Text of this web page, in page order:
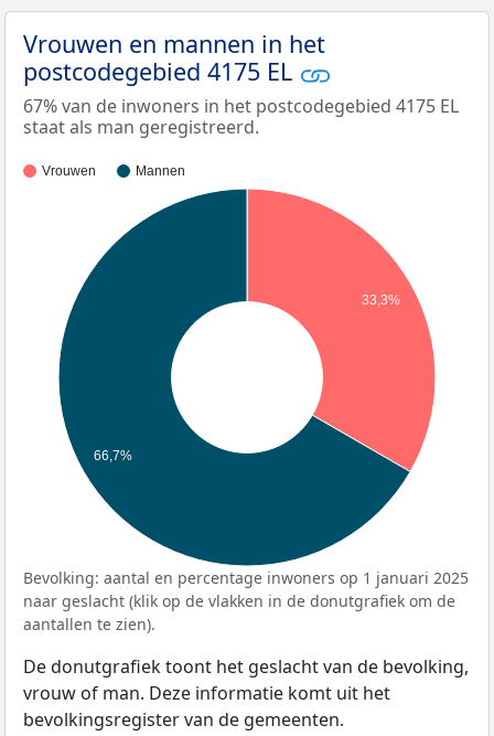
Vrouwen en mannen in het
postcodegebied 4175 EL
67% van de inwoners in het postcodegebied 4175 EL
staat als man geregistreerd.
Vrouwen Mannen
33,3%
66,7%
Bevolking: aantal en percentage inwoners op 1 januari 2025
naar geslacht (klik op de vlakken in de donutgrafiek om de
aantallen te zien).
De donutgrafiek toont het geslacht van de bevolking,
vrouw of man. Deze informatie komt uit het
bevolkingsregister van de gemeenten.